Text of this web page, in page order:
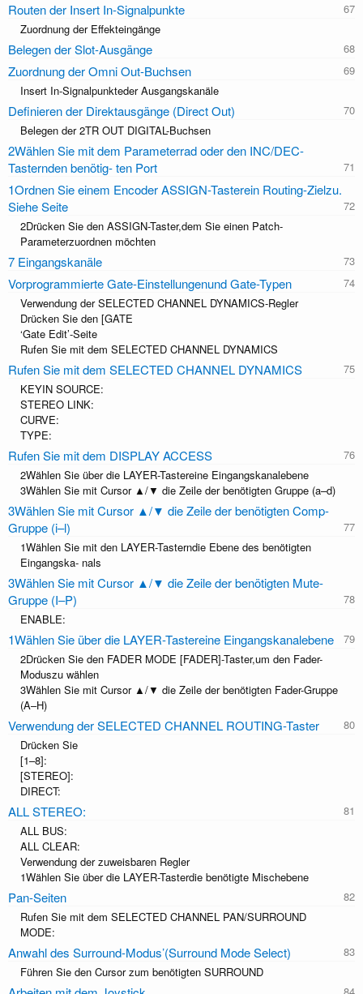
Routen der Insert In-Signalpunkte
Zuordnung der Effekteingänge
Belegen der Slot-Ausgänge
Zuordnung der Omni Out-Buchsen
Insert In-Signalpunkteder Ausgangskanäle
Deﬁnieren der Direktausgänge (Direct Out)
Belegen der 2TR OUT DIGITAL-Buchsen
2Wählen Sie mit dem Parameterrad oder den INC/DEC-
Tasternden benötig- ten Port
1Ordnen Sie einem Encoder ASSIGN-Tasterein Routing-Zielzu.
Siehe Seite
2Drücken Sie den ASSIGN-Taster,dem Sie einen Patch-
Parameterzuordnen möchten
7 Eingangskanäle
Vorprogrammierte Gate-Einstellungenund Gate-Typen
Verwendung der SELECTED CHANNEL DYNAMICS-Regler
Drücken Sie den [GATE
‘Gate Edit’-Seite
Rufen Sie mit dem SELECTED CHANNEL DYNAMICS
Rufen Sie mit dem SELECTED CHANNEL DYNAMICS
KEYIN SOURCE:
STEREO LINK:
CURVE:
TYPE:
Rufen Sie mit dem DISPLAY ACCESS
2Wählen Sie über die LAYER-Tastereine Eingangskanalebene
3Wählen Sie mit Cursor ▲/▼ die Zeile der benötigten Gruppe (a–d)
3Wählen Sie mit Cursor ▲/▼ die Zeile der benötigten Comp-
Gruppe (i–l)
1Wählen Sie mit den LAYER-Tasterndie Ebene des benötigten
Eingangska- nals
3Wählen Sie mit Cursor ▲/▼ die Zeile der benötigten Mute-
Gruppe (I–P)
ENABLE:
1Wählen Sie über die LAYER-Tastereine Eingangskanalebene
2Drücken Sie den FADER MODE [FADER]-Taster,um den Fader-
Moduszu wählen
3Wählen Sie mit Cursor ▲/▼ die Zeile der benötigten Fader-Gruppe
(A–H)
Verwendung der SELECTED CHANNEL ROUTING-Taster
Drücken Sie
[1–8]:
[STEREO]:
DIRECT:
ALL STEREO:
ALL BUS:
ALL CLEAR:
Verwendung der zuweisbaren Regler
1Wählen Sie über die LAYER-Tasterdie benötigte Mischebene
Pan-Seiten
Rufen Sie mit dem SELECTED CHANNEL PAN/SURROUND
MODE:
Anwahl des Surround-Modus’(Surround Mode Select)
Führen Sie den Cursor zum benötigten SURROUND